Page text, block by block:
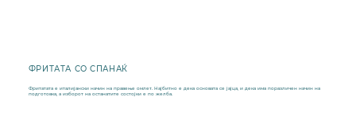
ФРИТАТА СО СПАНАЌ
Фритатата е италијански начин на правење омлет. Најбитно е дека основата се јајца, и дека има поразличен начин на
подготовка, а изборот на останатите состојки е по желба.